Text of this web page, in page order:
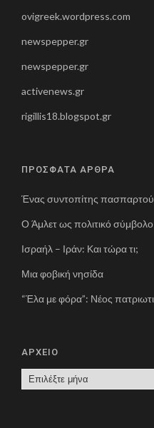
ovigreek.wordpress.com
newspepper.gr
newspepper.gr
activenews.gr
rigillis18.blogspot.gr
ΠΡΟΣΦΑΤΑ ΑΡΘΡΑ
Ένας συντοπίτης πασπαρτού
Ο Άμλετ ως πολιτικό
Ισραήλ – Ιράν: Και τώρα τι;
Μια φοβική νησίδα
“Έλα με φόρα”: Νέος
ΑΡΧΕΙΟ